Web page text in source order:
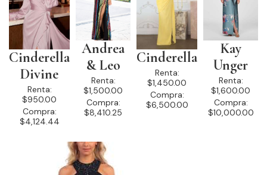
Cinderella
Divine
Renta:
$950.00
Compra:
$4,124.44
Andrea
& Leo
Renta:
$1,500.00
Compra:
$8,410.25
Cinderella
Renta:
$1,450.00
Compra:
$6,500.00
Kay
Unger
Renta:
$1,600.00
Compra:
$10,000.00